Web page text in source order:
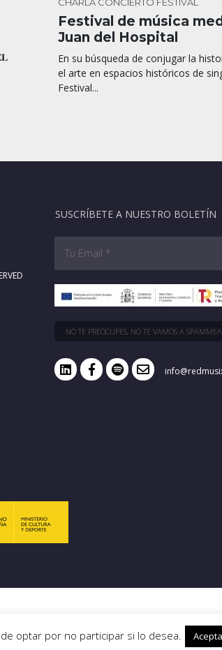
Festival de música
Juan del Hospital
En su búsqueda de conjugar la
el arte en espacios históricos de
Festival...
SUSCRÍBETE A NUESTRO BOLETÍN
NO TE PREOCUPES, NO TE VAMOS A
optar por no participar si lo desea.